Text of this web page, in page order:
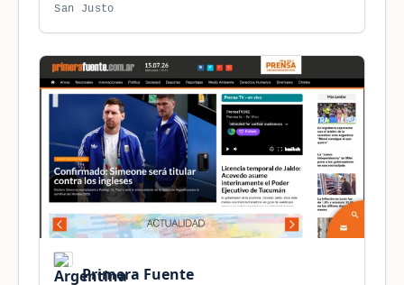
San Justo
Primera Fuente